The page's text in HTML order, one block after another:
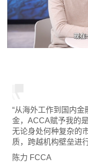
“从海外工作到国内
金，ACCA赋予我的
无论身处何种复杂的
质，跨越机构壁垒进
陈力 FCCA